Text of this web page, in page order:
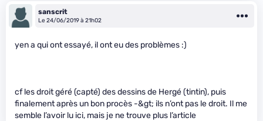
sanscrit
Le 24/06/2019 à 21h02
yen a qui ont essayé, il ont eu des problèmes :)
cf les droit géré (capté) des dessins de Hergé (tintin), puis
finalement après un bon procès -&gt; ils n’ont pas le droit. Il me
semble l’avoir lu ici, mais je ne trouve plus l’article